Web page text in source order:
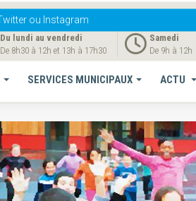
ou Instagram
Du lundi au vendredi
De 8h30 à 12h et 13h à 17h30
Samedi
De 9h à 12h
SERVICES MUNICIPAUX ACTU